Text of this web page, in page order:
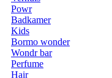
Powr
Badkamer
Kids
Bormo wonder
Wondr bar
Perfume
Hair